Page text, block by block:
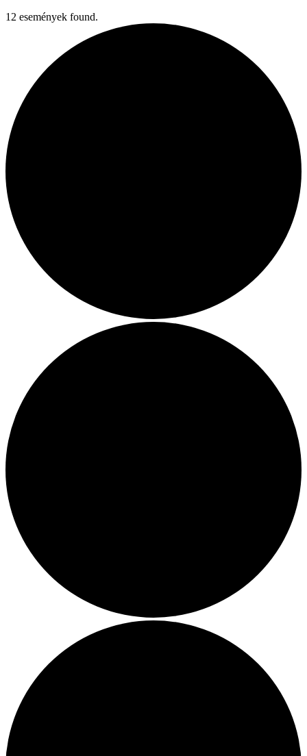
12 események found.